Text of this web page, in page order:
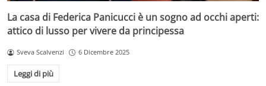
La casa di Federica Panicucci è un sogno ad occhi aperti:
attico di lusso per vivere da principessa
Sveva Scalvenzi 6 Dicembre 2025
Leggi di più